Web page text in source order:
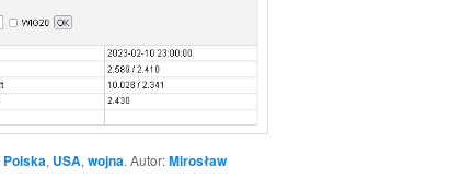
Polska, USA, wojna. Autor:Mirosław